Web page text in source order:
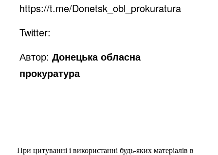
https://t.me/Donetsk_obl_prokuratura
Twitter:
Автор:Донецька обласна
прокуратура
При цитуванні і використанні будь-яких матеріалів в